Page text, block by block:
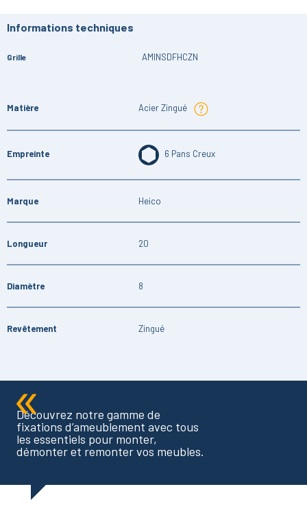
Informations techniques
Grille AMINSDFHCZN
Matière Acier Zingué
Empreinte 6 Pans Creux
Marque Heico
Longueur 20
Diamètre 8
Revêtement Zingué
Découvrez notre gamme de
fixations d’ameublement avec tous
les essentiels pour monter,
démonter et remonter vos meubles.